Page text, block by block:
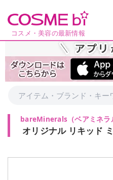
コスメ・美容の最新情報
bareMinerals （ベアミネラ
オリジナル リキッド